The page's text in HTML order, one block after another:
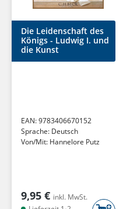
Die Leidenschaft des
Königs - Ludwig I. und
die Kunst
EAN:9783406670152
Sprache: Deutsch
Von/Mit: Hannelore Putz
9,95 € inkl. MwSt.